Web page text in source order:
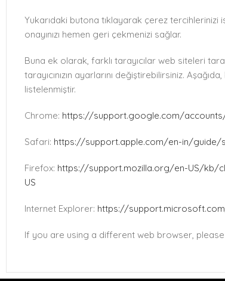
Yukarıdaki butona tıklayarak çerez
onayınızı hemen geri çekmenizi sağlar.
Buna ek olarak, farklı tarayıcılar web siteleri
tarayıcınızın ayarlarını değiştirebilirsiniz.
listelenmiştir.
Chrome: https://support.google.com/
Safari: https://support.apple.com/en-in/guide/
Firefox: https://support.mozilla.org/en-US/kb/
US
Internet Explorer: https://
If you are using a different web browser,